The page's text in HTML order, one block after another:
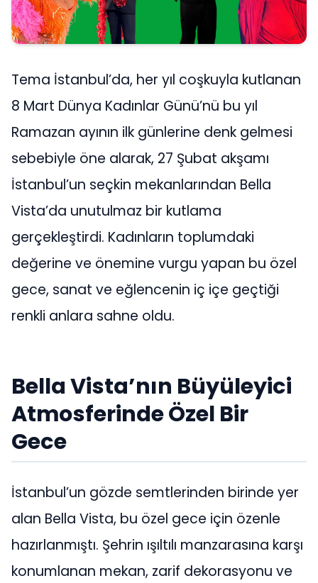
Tema İstanbul’da, her yıl coşkuyla kutlanan
8 Mart Dünya Kadınlar Günü’nü bu yıl
Ramazan ayının ilk günlerine denk gelmesi
sebebiyle öne alarak, 27 Şubat akşamı
İstanbul’un seçkin mekanlarından Bella
Vista’da unutulmaz bir kutlama
gerçekleştirdi. Kadınların toplumdaki
değerine ve önemine vurgu yapan bu özel
gece, sanat ve eğlencenin iç içe geçtiği
renkli anlara sahne oldu.
Bella Vista’nın Büyüleyici
Atmosferinde Özel Bir
Gece
İstanbul’un gözde semtlerinden birinde yer
alan Bella Vista, bu özel gece için özenle
hazırlanmıştı. Şehrin ışıltılı manzarasına karşı
konumlanan mekan, zarif dekorasyonu ve